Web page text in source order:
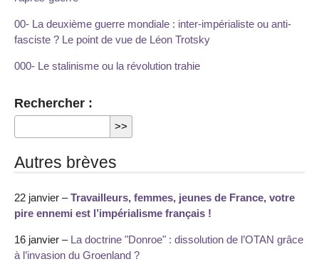
00- La deuxième guerre mondiale : inter-impérialiste ou anti-
fasciste ? Le point de vue de Léon Trotsky
000- Le stalinisme ou la révolution trahie
Rechercher :
Autres brèves
22 janvier –Travailleurs, femmes, jeunes de France, votre
pire ennemi est l’impérialisme français !
16 janvier – La doctrine "Donroe" : dissolution de l’OTAN grâce
à l’invasion du Groenland ?